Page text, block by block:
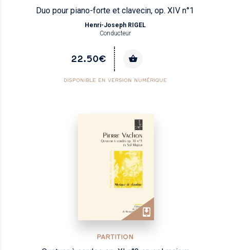
Duo pour piano-forte et clavecin, op. XIV n°1
Henri-Joseph RIGEL
Conducteur
22.50€
DISPONIBLE EN VERSION NUMÉRIQUE
PARTITION